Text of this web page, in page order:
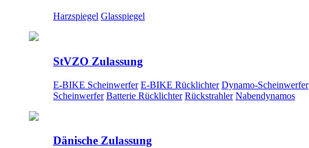
Harzspiegel Glasspiegel
StVZO Zulassung
E-BIKE Scheinwerfer E-BIKE Rücklichter Dynamo-Scheinwerfer
Scheinwerfer Batterie Rücklichter Rückstrahler Nabendynamos
Dänische Zulassung